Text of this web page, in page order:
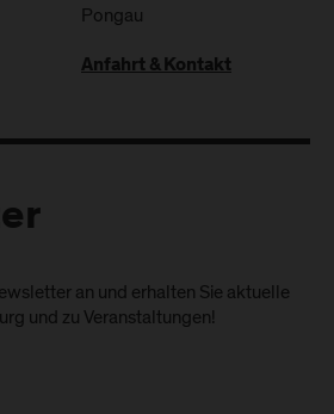
Pongau
Anfahrt & Kontakt
an und erhalten Sie aktuelle
und zu Veranstaltungen!